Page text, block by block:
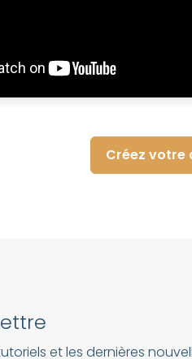
Créez
et les dernières